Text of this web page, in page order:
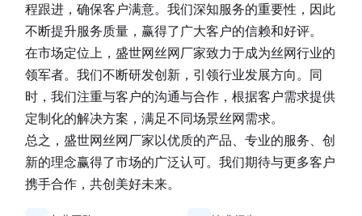
程跟进，确保客户满意。我们深知服务的重要性，因此
不断提升服务质量，赢得了广大客户的信赖和好评。
在市场定位上， 盛世网丝网厂家致力于成为丝网行业的
领军者。我们不断研发创新，引领行业发展方向。同
时，我们注重与客户的沟通与合作，根据客户需求提供
定制化的解决方案，满足不同场景丝网需求。
总之， 盛世网丝网厂家以优质的产品、专业的服务、创
新的理念赢得了市场的广泛认可。我们期待与更多客户
携手合作，共创美好未来。